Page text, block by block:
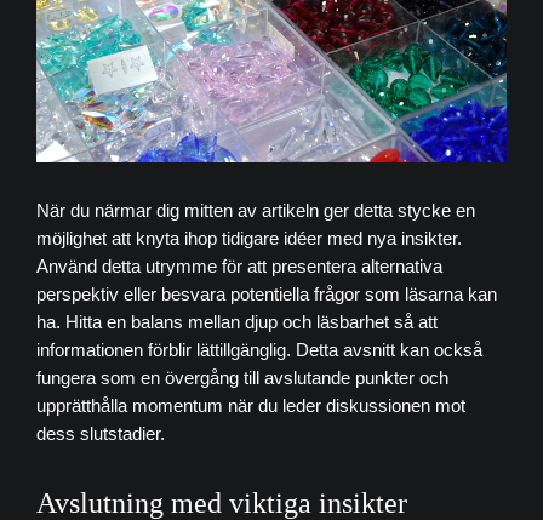
När du närmar dig mitten av artikeln ger detta stycke en
möjlighet att knyta ihop tidigare idéer med nya insikter.
Använd detta utrymme för att presentera alternativa
perspektiv eller besvara potentiella frågor som läsarna kan
ha. Hitta en balans mellan djup och läsbarhet så att
informationen förblir lättillgänglig. Detta avsnitt kan också
fungera som en övergång till avslutande punkter och
upprätthålla momentum när du leder diskussionen mot
dess slutstadier.
Avslutning med viktiga insikter